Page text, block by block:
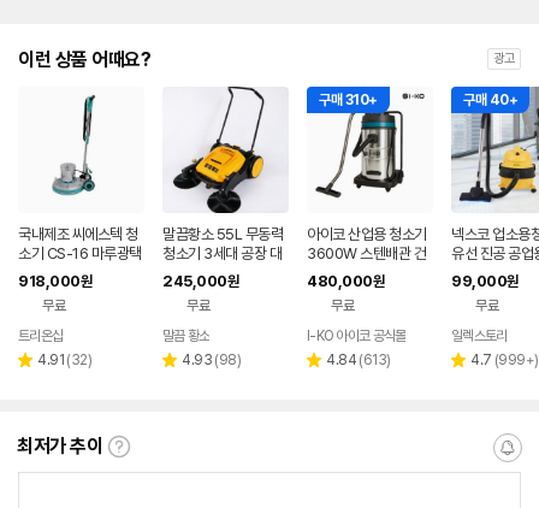
이런 상품 어때요? 광고
국내제조 씨에스텍 청
소기 CS-16 마루광택
기 돌돌이 바닥청소기
계
918,000원
무료
페이
트리온샵
별 4.91 리
(32)
말끔황소 55L 무동력
청소기 3세대 공장 대
용량 업소용 산업용 공
업용 현장 야외 먼지
245,000원
무료
말끔 황소
별 4.93 리
(98)
구매 310+
아이코 산업용 청소기
3600W 스텐배관 건
습식 100리터 대용량
3모터 업소용 공업용
HSS-100 IKO
480,000원
무료
I-KO 아이코 공식몰
별 4.84 리
(613)
구매 40+
넥스코 업소용
유선 진공 공업
용 영업용 사무
미용실 15L
99,000원
무료
일렉스토리
별 4.7 리
(999+)
최저가 추이
최
알